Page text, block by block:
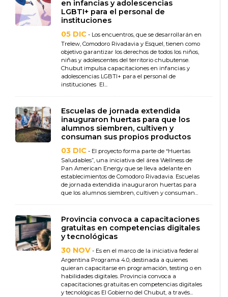
en infancias y adolescencias
LGBTI+ para el personal de
instituciones
05 DIC - Los encuentros, que se desarrollarán en
Trelew, Comodoro Rivadavia y Esquel, tienen como
objetivo garantizar los derechos de todos los niños,
niñas y adolescentes del territorio chubutense.
Chubut impulsa capacitaciones en infancias y
adolescencias LGBTI+ para el personal de
instituciones El...
Escuelas de jornada extendida
inauguraron huertas para que los
alumnos siembren, cultiven y
consuman sus propios productos
03 DIC - El proyecto forma parte de “Huertas
Saludables”, una iniciativa del área Wellness de
Pan American Energy que se lleva adelante en
establecimientos de Comodoro Rivadavia. Escuelas
de jornada extendida inauguraron huertas para
que los alumnos siembren, cultiven y consuman...
Provincia convoca a capacitaciones
gratuitas en competencias digitales
y tecnológicas
30 NOV - Es en el marco de la iniciativa federal
Argentina Programa 4.0, destinada a quienes
quieran capacitarse en programación, testing o en
habilidades digitales. Provincia convoca a
capacitaciones gratuitas en competencias digitales
y tecnológicas El Gobierno del Chubut, a través...